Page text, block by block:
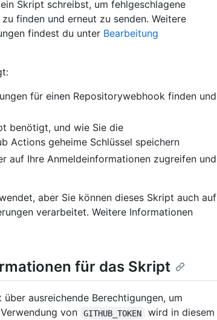
Skript schreibst, um fehlgeschlagene
finden und erneut zu senden. Weitere
findest du unter Bearbeitung
für einen Repositorywebhook finden und
benötigt, und wie Sie die
Actions geheime Schlüssel speichern
auf Ihre Anmeldeinformationen zugreifen und
aber Sie können dieses Skript auch auf
verarbeitet. Weitere Informationen
für das Skript
ausreichende Berechtigungen, um
von
GITHUB_TOKEN
wird in diesem